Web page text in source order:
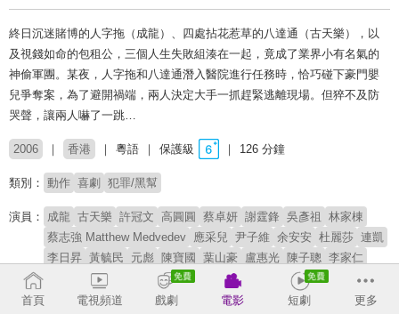
終日沉迷賭博的人字拖（成龍）、四處拈花惹草的八達通（古天樂），以
及視錢如命的包租公，三個人生失敗組湊在一起，竟成了業界小有名氣的
神偷軍團。某夜，人字拖和八達通潛入醫院進行任務時，恰巧碰下豪門嬰
兒爭奪案，為了避開禍端，兩人決定大手一抓趕緊逃離現場。但猝不及防
哭聲，讓兩人嚇了一跳…
2006 香港 粵語 保護級 126 分鐘
類別： 動作 喜劇 犯罪/黑幫
演員： 成龍 古天樂 許冠文 高圓圓 蔡卓妍 謝霆鋒 吳彥祖
林家棟
蔡志強 Matthew Medvedev 應采兒 尹子維 余安安 杜麗莎 連凱
李日昇 黃毓民 元彪 陳寶國 葉山豪 盧惠光 陳子聰 李家仁
Lisa S. 蔣雅文 李逸朗 許紹雄
李忠志
喬寶寶 蔡德鈞 王合喜 黃文慧 樋口明日嘉 周家聲
首頁 電視頻道 戲劇 電影 短劇 更多